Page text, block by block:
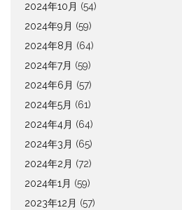
2024年10月 (54)
2024年9月 (59)
2024年8月 (64)
2024年7月 (59)
2024年6月 (57)
2024年5月 (61)
2024年4月 (64)
2024年3月 (65)
2024年2月 (72)
2024年1月 (59)
2023年12月 (57)